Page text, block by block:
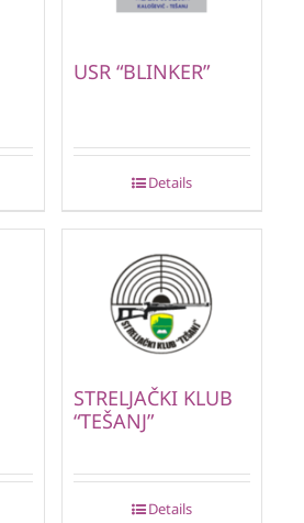
USR “BLINKER”
Details
STRELJAČKI KLUB
“TEŠANJ”
Details